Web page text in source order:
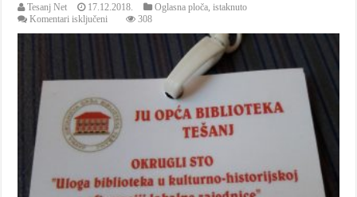
Tesanj Net 17.12.2018. Oglasna ploča ,istaknuto
Komentari isključeni
BIBLIOTECI
308